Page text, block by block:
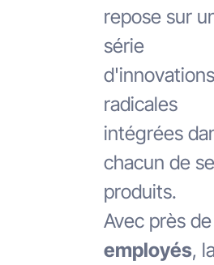
repose sur
série
d'innovations
radicales
intégrées
chacun de
produits.
Avec près de
employés, la